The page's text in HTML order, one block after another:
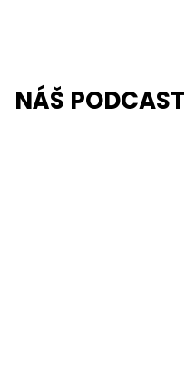
NÁŠ PODCAST